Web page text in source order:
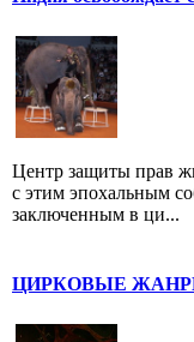
Центр защиты прав
с этим эпохальным
заключенным в ци...
ЦИРКОВЫЕ